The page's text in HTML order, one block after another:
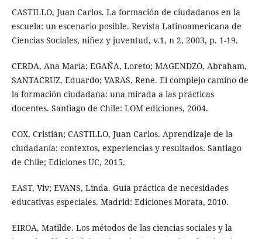
CASTILLO, Juan Carlos. La formación de ciudadanos en la
escuela: un escenario posible. Revista Latinoamericana de
Ciencias Sociales, niñez y juventud, v.1, n 2, 2003, p. 1-19.
CERDA, Ana María; EGAÑA, Loreto; MAGENDZO, Abraham,
SANTACRUZ, Eduardo; VARAS, Rene. El complejo camino de
la formación ciudadana: una mirada a las prácticas
docentes. Santiago de Chile: LOM ediciones, 2004.
COX, Cristián; CASTILLO, Juan Carlos. Aprendizaje de la
ciudadanía: contextos, experiencias y resultados. Santiago
de Chile; Ediciones UC, 2015.
EAST, Viv; EVANS, Linda. Guía práctica de necesidades
educativas especiales. Madrid: Ediciones Morata, 2010.
EIROA, Matilde. Los métodos de las ciencias sociales y la